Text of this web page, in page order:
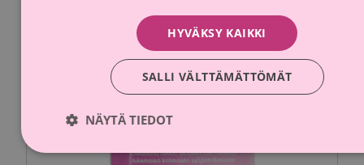
10 % myyntihinnastaHYVÄKSY KAIKKI
SALLI VÄLTTÄMÄTTÖMÄT
NÄYTÄ TIEDOT